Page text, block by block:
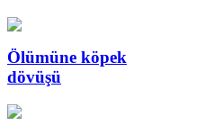
Ölümüne köpek
dövüşü